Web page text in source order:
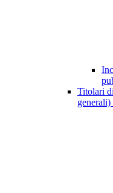
Titolari
generali)